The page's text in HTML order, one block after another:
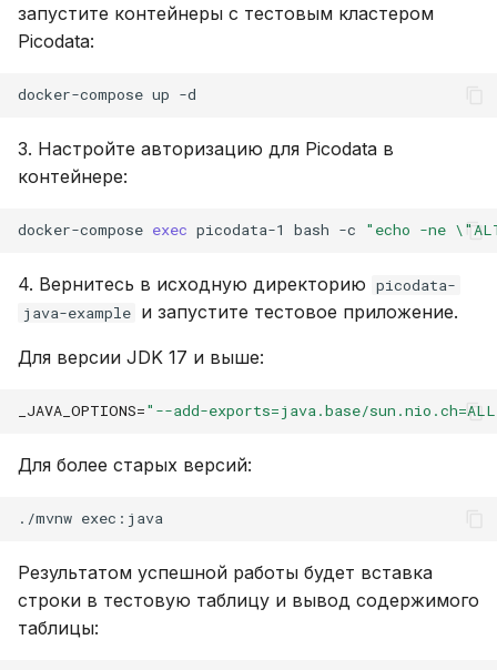
запустите контейнеры с тестовым кластером
Picodata:
docker-compose up
3. Настройте авторизацию для Picodata в
контейнере:
docker-compose exec picodata-1 bash -c "echo -ne
4. Вернитесь в исходную директорию picodata-
java-example и запустите тестовое приложение.
Для версии JDK 17 и выше:
_JAVA_OPTIONS="--add-exports=java.base/sun.nio.ch=ALL-
Для более старых версий:
./mvnw
Результатом успешной работы будет вставка
строки в тестовую таблицу и вывод содержимого
таблицы: